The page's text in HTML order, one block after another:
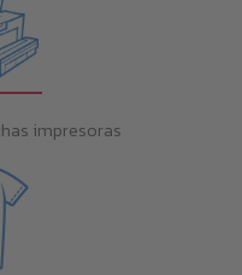
impresoras